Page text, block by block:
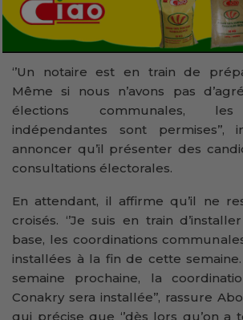
‘’Un notaire est en train de
Même si nous n’avons pas
élections communales, les
indépendantes sont permises’’,
annoncer qu’il présenter des
consultations électorales.
En attendant, il affirme qu’il ne
croisés. ‘’Je suis en train
base, les coordinations
installées à la fin de cette
semaine prochaine, la
Conakry sera installée’’, rassure
qui précise que ‘’dès lors qu’on a